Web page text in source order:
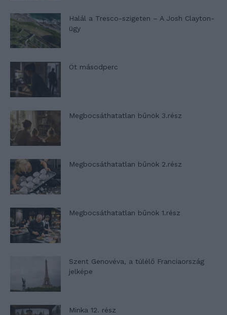
Halál a Tresco-szigeten – A Josh Clayton-
ügy
Öt másodperc
Megbocsáthatatlan bűnök 3.rész
Megbocsáthatatlan bűnök 2.rész
Megbocsáthatatlan bűnök 1.rész
Szent Genovéva, a túlélő Franciaország
jelképe
Minka 12. rész